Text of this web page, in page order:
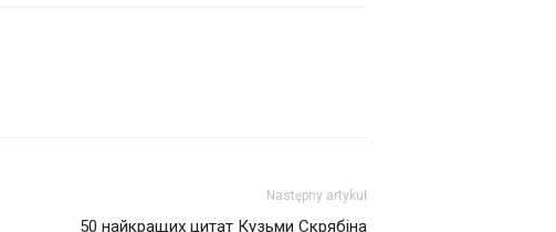
Następny artykuł
50 найкращих цитат Кузьми Скрябіна